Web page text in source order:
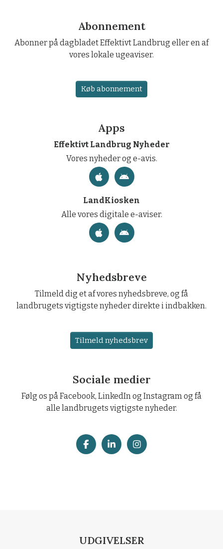
Abonnement
Abonner på dagbladet Effektivt Landbrug eller en af
vores lokale ugeaviser.
Køb abonnement
Apps
Effektivt Landbrug Nyheder
Vores nyheder og e-avis.
LandKiosken
Alle vores digitale e-aviser.
Nyhedsbreve
Tilmeld dig et af vores nyhedsbreve, og få
landbrugets vigtigste nyheder direkte i indbakken.
Tilmeld nyhedsbrev
Sociale medier
Følg os på Facebook, LinkedIn og Instagram og få
alle landbrugets vigtigste nyheder.
UDGIVELSER